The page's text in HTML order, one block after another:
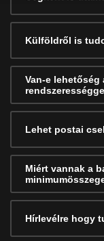
Külföldről is
Van-e
Lehet postai
Miért vannak a
Hírlevélre hogy